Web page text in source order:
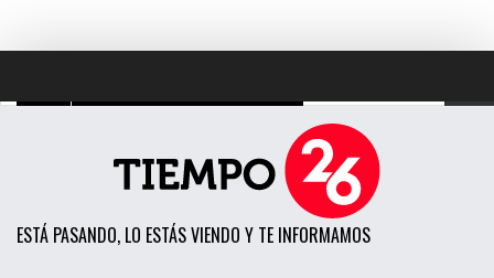
ESTÁ PASANDO, LO ESTÁS VIENDO Y TE INFORMAMOS
POLÍTICA